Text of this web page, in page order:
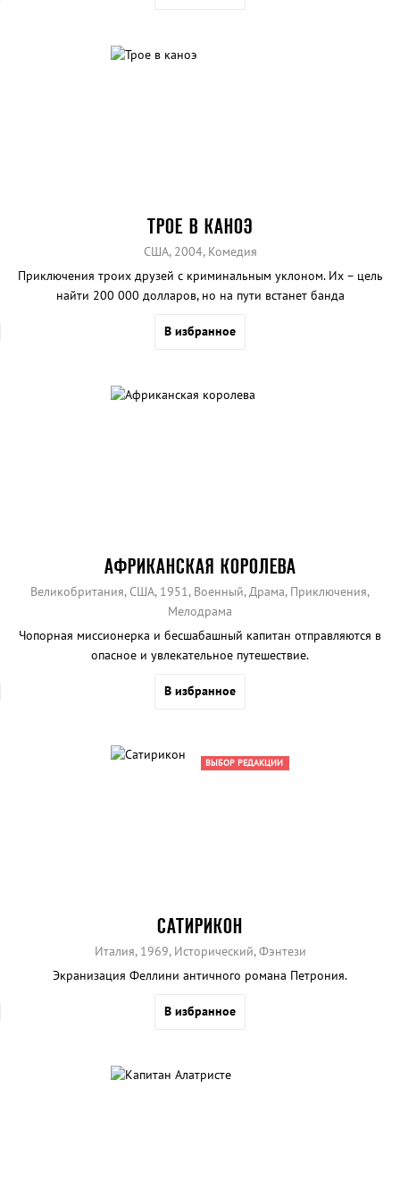
ТРОЕ В КАНОЭ
США, 2004, Комедия
Приключения троих друзей с криминальным уклоном. Их – цель
найти 200 000 долларов, но на пути встанет банда
В избранное
АФРИКАНСКАЯ КОРОЛЕВА
Великобритания, США, 1951, Военный, Драма, Приключения,
Мелодрама
Чопорная миссионерка и бесшабашный капитан отправляются в
опасное и увлекательное путешествие.
В избранное
ВЫБОР РЕДАКЦИИ
САТИРИКОН
Италия, 1969, Исторический, Фэнтези
Экранизация Феллини античного романа Петрония.
В избранное